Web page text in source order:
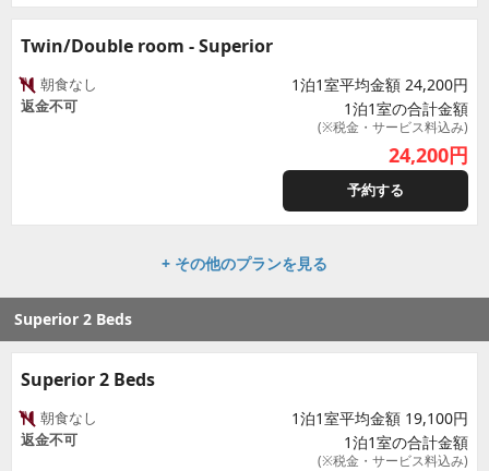
Twin/Double room - Superior
朝食なし
返金不可
1泊1室平均金額 24,200円
1泊1室の合計金額
(※税金・サービス料込み)
24,200円
予約する
+ その他のプランを見る
Superior 2 Beds
Superior 2 Beds
朝食なし
返金不可
1泊1室平均金額 19,100円
1泊1室の合計金額
(※税金・サービス料込み)